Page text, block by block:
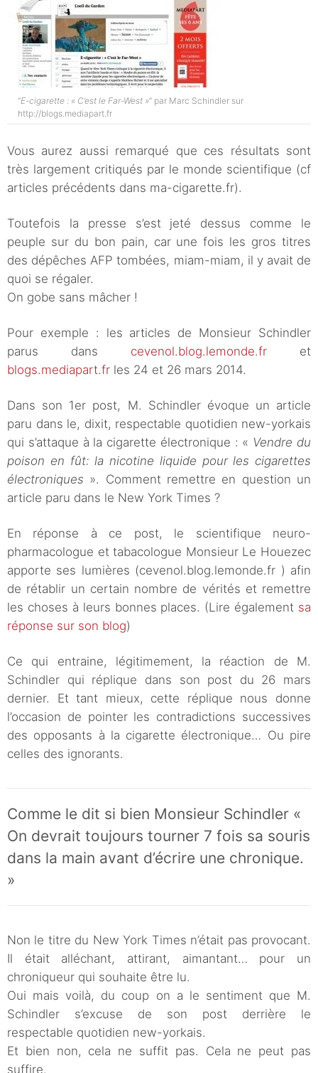
“E-cigarette : « C’est le Far-West »” par Marc Schindler sur
http://blogs.mediapart.fr
Vous aurez aussi remarqué que ces résultats sont
très largement critiqués par le monde scientifique (cf
articles précédents dans ma-cigarette.fr).
Toutefois la presse s’est jeté dessus comme le
peuple sur du bon pain, car une fois les gros titres
des dépêches AFP tombées, miam-miam, il y avait de
quoi se régaler.
On gobe sans mâcher !
Pour exemple : les articles de Monsieur Schindler
parus dans cevenol.blog.lemonde.fr et
blogs.mediapart.fr les 24 et 26 mars 2014.
Dans son 1er post, M. Schindler évoque un article
paru dans le, dixit, respectable quotidien new-yorkais
qui s’attaque à la cigarette électronique : « Vendre du
poison en fût: la nicotine liquide pour les cigarettes
électroniques ». Comment remettre en question un
article paru dans le New York Times ?
En réponse à ce post, le scientifique neuro-
pharmacologue et tabacologue Monsieur Le Houezec
apporte ses lumières (cevenol.blog.lemonde.fr ) afin
de rétablir un certain nombre de vérités et remettre
les choses à leurs bonnes places. (Lire également sa
réponse sur son blog)
Ce qui entraine, légitimement, la réaction de M.
Schindler qui réplique dans son post du 26 mars
dernier. Et tant mieux, cette réplique nous donne
l’occasion de pointer les contradictions successives
des opposants à la cigarette électronique… Ou pire
celles des ignorants.
Comme le dit si bien Monsieur Schindler «
On devrait toujours tourner 7 fois sa souris
dans la main avant d’écrire une chronique.
»
Non le titre du New York Times n’était pas provocant.
Il était alléchant, attirant, aimantant… pour un
chroniqueur qui souhaite être lu.
Oui mais voilà, du coup on a le sentiment que M.
Schindler s’excuse de son post derrière le
respectable quotidien new-yorkais.
Et bien non, cela ne suffit pas. Cela ne peut pas
suffire.